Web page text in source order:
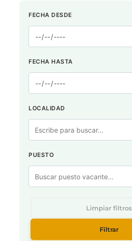
FECHA DESDE
FECHA HASTA
LOCALIDAD
PUESTO
Limpiar filtros
Filtrar